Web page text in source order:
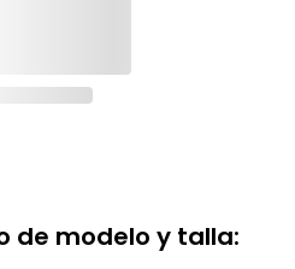
de modelo y talla: